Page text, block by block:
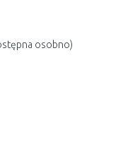
osobno)